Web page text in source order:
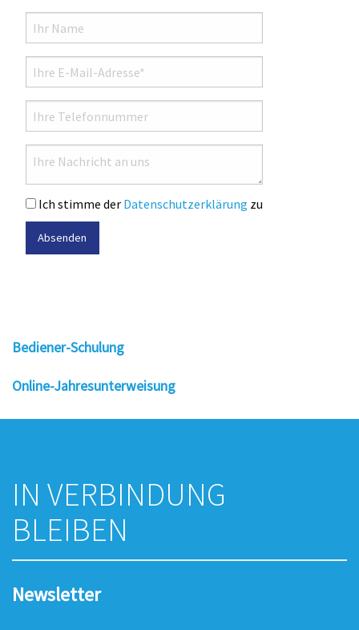
Ich stimme der Datenschutzerklärung zu
Absenden
Bediener-Schulung
Online-Jahresunterweisung
IN VERBINDUNG
BLEIBEN
Newsletter